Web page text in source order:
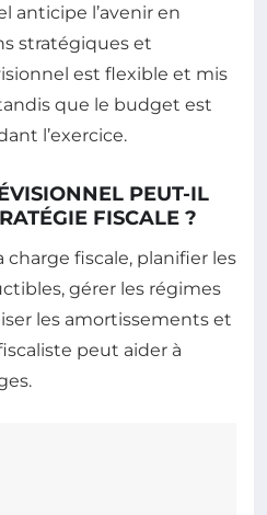
anticipe l’avenir en
stratégiques et
est flexible et mis
que le budget est
l’exercice.
PEUT-IL
FISCALE ?
charge fiscale, planifier les
gérer les régimes
les amortissements et
peut aider à